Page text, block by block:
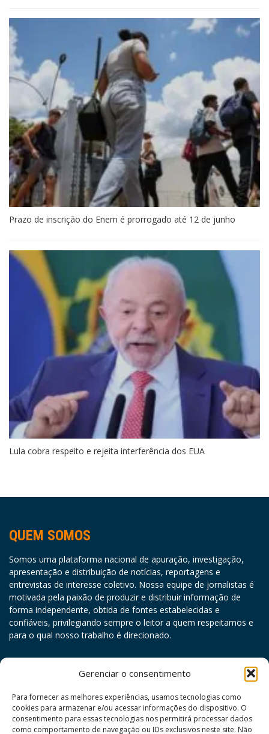
Gerenciar o consentimento
Para fornecer as melhores experiências, usamos tecnologias como
cookies para armazenar e/ou acessar informações do dispositivo. O
consentimento para essas tecnologias nos permitirá processar dados
como comportamento de navegação ou IDs exclusivos neste site. Não
Prazo de inscrição do Enem é prorrogado até 12 de junho
Lula cobra respeito e rejeita interferência dos EUA
QUEM SOMOS
Somos uma plataforma nacional de apuração, investigação,
apresentação e distribuição de notícias, reportagens e
entrevistas de interesse coletivo. Nossa equipe de jornalistas é
motivada pela paixão de produzir e distribuir informação de
forma independente, obtida de fontes estabelecidas e
confiáveis, privilegiando sempre o leitor a quem respeitamos e
para o qual nosso trabalho é direcionado.
D
S T Q Q S
S
1
2
3 4 5 6 7 8